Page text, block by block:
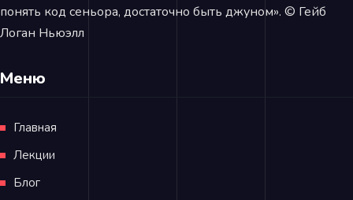
понять код сеньора, достаточно быть джуном». © Гейб
Логан Ньюэлл
Меню
Главная
Лекции
Блог